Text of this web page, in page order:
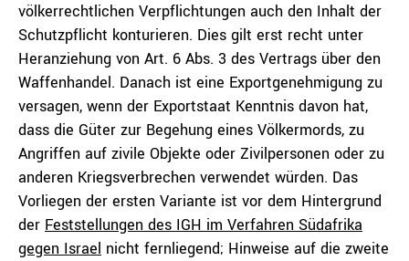
völkerrechtlichen Verpflichtungen auch den Inhalt der
Schutzpflicht konturieren. Dies gilt erst recht unter
Heranziehung von Art. 6 Abs. 3 des Vertrags über den
Waffenhandel. Danach ist eine Exportgenehmigung zu
versagen, wenn der Exportstaat Kenntnis davon hat,
dass die Güter zur Begehung eines Völkermords, zu
Angriffen auf zivile Objekte oder Zivilpersonen oder zu
anderen Kriegsverbrechen verwendet würden. Das
Vorliegen der ersten Variante ist vor dem Hintergrund
der Feststellungen des IGH im Verfahren Südafrika
gegen Israel nicht fernliegend; Hinweise auf die zweite